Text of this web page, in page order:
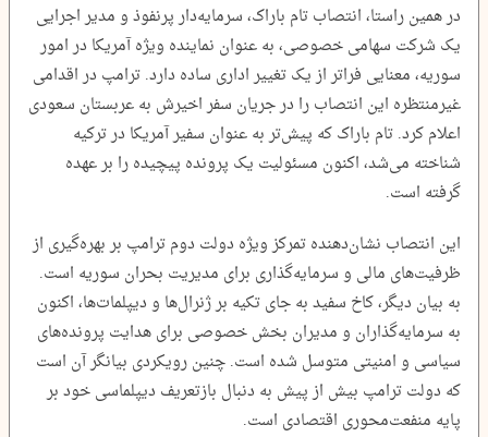
در همین راستا، انتصاب تام باراک، سرمایه‌دار پرنفوذ و مدیر اجرایی
یک شرکت سهامی خصوصی، به عنوان نماینده ویژه آمریکا در امور
سوریه، معنایی فراتر از یک تغییر اداری ساده دارد. ترامپ در اقدامی
غیرمنتظره این انتصاب را در جریان سفر اخیرش به عربستان سعودی
اعلام کرد. تام باراک که پیش‌تر به عنوان سفیر آمریکا در ترکیه
شناخته می‌شد، اکنون مسئولیت یک پرونده پیچیده را بر عهده
گرفته است.
این انتصاب نشان‌دهنده تمرکز ویژه دولت دوم ترامپ بر بهره‌گیری از
ظرفیت‌های مالی و سرمایه‌گذاری برای مدیریت بحران سوریه است.
به بیان دیگر، کاخ سفید به جای تکیه بر ژنرال‌ها و دیپلمات‌ها، اکنون
به سرمایه‌گذاران و مدیران بخش خصوصی برای هدایت پرونده‌های
سیاسی و امنیتی متوسل شده است. چنین رویکردی بیانگر آن است
که دولت ترامپ بیش از پیش به دنبال بازتعریف دیپلماسی خود بر
پایه منفعت‌محوری اقتصادی است.